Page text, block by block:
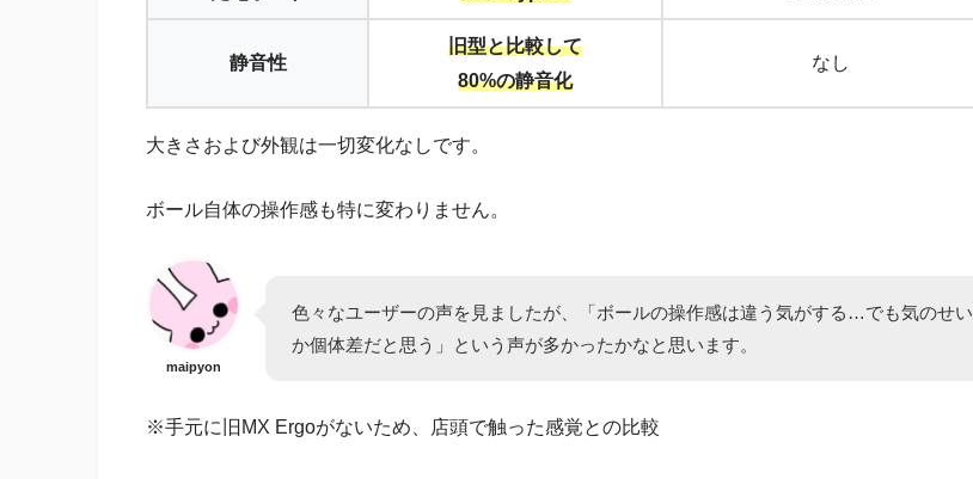
静音性
旧型と比較して
80%の静音化
なし
大きさおよび外観は一切変化なしです。
ボール自体の操作感も特に変わりません。
maipyon
色々なユーザーの声を見ましたが、「ボールの操作感は違う気がする…でも気のせい
か個体差だと思う」という声が多かったかなと思います。
※手元に旧MX Ergoがないため、店頭で触った感覚との比較